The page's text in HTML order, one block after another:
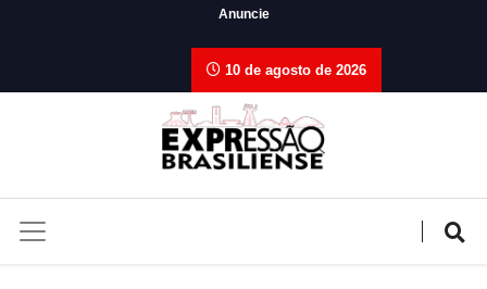
Anuncie
10 de agosto de 2026